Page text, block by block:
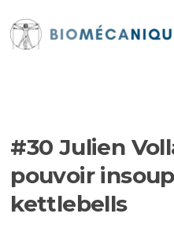
contenu
#30 Julien
pouvoir
kettlebells